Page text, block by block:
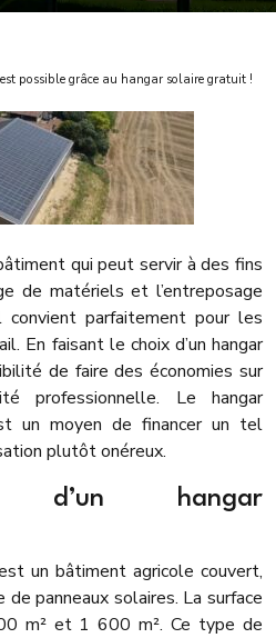
possible grâce au hangar solaire gratuit !
qui peut servir à des fins
de matériels et l’entreposage
parfaitement pour les
En faisant le choix d’un hangar
de faire des économies sur
professionnelle. Le hangar
un moyen de financer un tel
plutôt onéreux.
d’un hangar
un bâtiment agricole couvert,
panneaux solaires. La surface
m² et 1 600 m². Ce type de